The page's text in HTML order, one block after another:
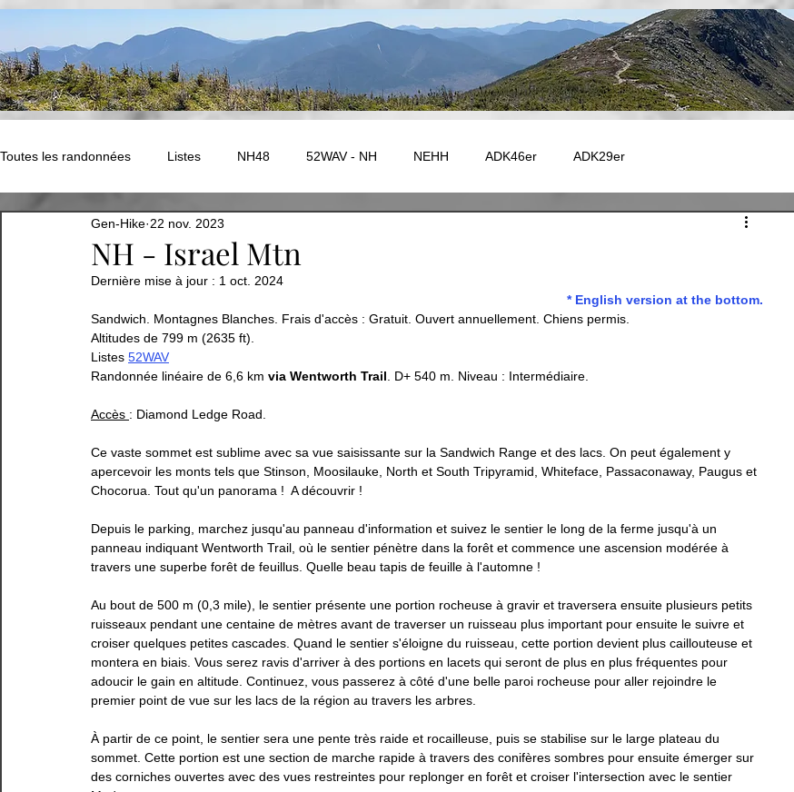
Toutes les randonnées Listes NH48 52WAV - NH NEHH ADK46er ADK29er
NEK Challenge - Vermont ADK - Autres Fire Tower
EUROPE - TMB EUROPE - GR5
EUROPE - Compostelle Abitibi Bas-St-Laurent Capitale-Nationale Charlevoix
Gaspésie Lanaudière Laurentides Mauricie Montérégie
NH - Israel Mtn
Gen-Hike 22 nov. 2023
Dernière mise à jour : 1 oct. 2024
* English version at the bottom.
Sandwich. Montagnes Blanches. Frais d'accès : Gratuit. Ouvert annuellement. Chiens permis.
Altitudes de 799 m (2635 ft).
Listes 52WAV
Randonnée linéaire de 6,6 km via Wentworth Trail . D+ 540 m. Niveau : Intermédiaire.
Accès : Diamond Ledge Road.
Ce vaste sommet est sublime avec sa vue saisissante sur la Sandwich Range et des lacs. On peut également y
apercevoir les monts tels que Stinson, Moosilauke, North et South Tripyramid, Whiteface, Passaconaway, Paugus et
Chocorua. Tout qu'un panorama !  A découvrir !
Depuis le parking, marchez jusqu'au panneau d'information et suivez le sentier le long de la ferme jusqu'à un
panneau indiquant Wentworth Trail, où le sentier pénètre dans la forêt et commence une ascension modérée à
travers une superbe forêt de feuillus. Quelle beau tapis de feuille à l'automne !
Au bout de 500 m (0,3 mile), le sentier présente une portion rocheuse à gravir et traversera ensuite plusieurs petits
ruisseaux pendant une centaine de mètres avant de traverser un ruisseau plus important pour ensuite le suivre et
croiser quelques petites cascades. Quand le sentier s'éloigne du ruisseau, cette portion devient plus caillouteuse et
montera en biais. Vous serez ravis d'arriver à des portions en lacets qui seront de plus en plus fréquentes pour
adoucir le gain en altitude. Continuez, vous passerez à côté d'une belle paroi rocheuse pour aller rejoindre le
premier point de vue sur les lacs de la région au travers les arbres.
À partir de ce point, le sentier sera une pente très raide et rocailleuse, puis se stabilise sur le large plateau du
sommet. Cette portion est une section de marche rapide à travers des conifères sombres pour ensuite émerger sur
des corniches ouvertes avec des vues restreintes pour replonger en forêt et croiser l'intersection avec le sentier